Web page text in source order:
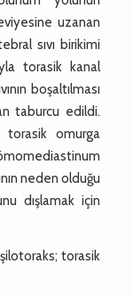
uzanan
sıvı birikimi
torasik kanal
boşaltılması
taburcu edildi.
omurga
neden olduğu
dışlamak için
şilotoraks; torasik